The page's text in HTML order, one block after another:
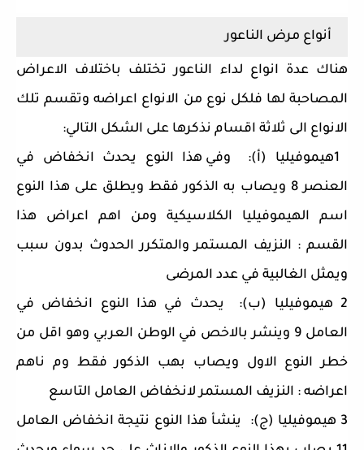
أنواع مرض الناعور
هناك عدة انواع لداء الناعور تختلف باختلاف الاعراض
المصاحبة لها فلكل نوع من الانواع اعراضه وتقسم تلك
الانواع الى ثلاثة اقسام نذكرها على الشكل التالي:
1هيموفيليا (أ):
وفي هذا النوع يحدث انخفاض في
العنصر 8 ويصاب به الذكور فقط ويطلق على هذا النوع
اسم الهيموفيليا الكلاسيكية ومن اهم اعراض هذا
القسم : النزيف المستمر والمتكرر الحدوث بدون سبب
ويمثل الغالبية في عدد المرضى
2 هيموفيليا (ب):
يحدث في هذا النوع انخفاض في
العامل 9 وينشر بالاخص في الوطن العربي وهو اقل من
خطر النوع الاول ويصاب بهب الذكور فقط وم ناهم
اعراضه : النزيف المستمر لانخفاض العامل التاسع
3 هيموفيليا (ج):
ينشأ هذا النوع نتيجة انخفاض العامل